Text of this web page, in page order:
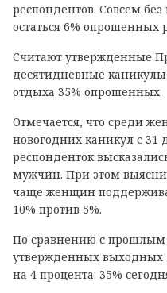
респондентов. Совсем
остаться 6% опрошенных
Считают утвержденные
десятидневные
отдыха 35% опрошенных.
Отмечается, что среди
новогодних каникул с 31
респонденток
мужчин. При этом
чаще женщин
10% против 5%.
По сравнению с прошлым
утвержденных выходных
на 4 процента: 35%